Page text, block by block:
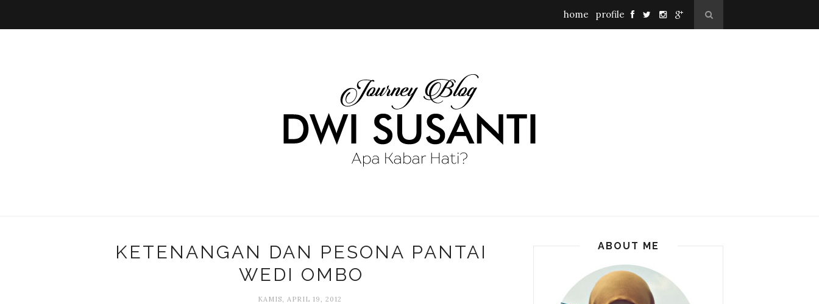
home profile
KETENANGAN DAN PESONA PANTAI
WEDI OMBO
KAMIS, APRIL 19, 2012
ABOUT ME